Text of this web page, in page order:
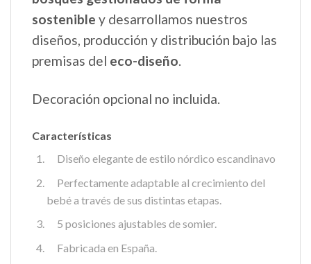
sostenible y desarrollamos nuestros
diseños, producción y distribución bajo las
premisas del eco-diseño.
Decoración opcional no incluida.
Características
Diseño elegante de estilo nórdico escandinavo
Perfectamente adaptable al crecimiento del
bebé a través de sus distintas etapas.
5 posiciones ajustables de somier.
Fabricada en España.